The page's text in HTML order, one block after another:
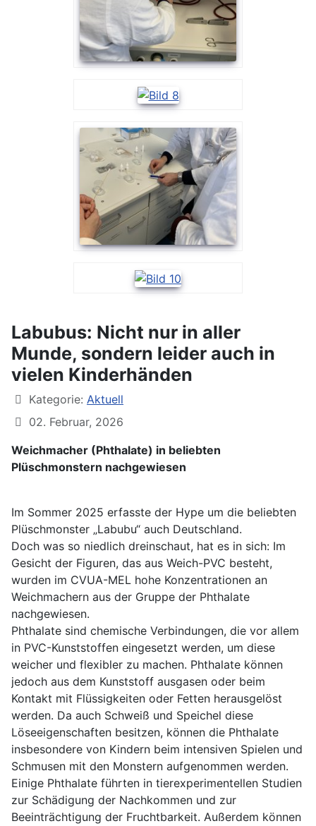
Labubus: Nicht nur in aller
Munde, sondern leider auch in
vielen Kinderhänden
Kategorie: Aktuell
02. Februar, 2026
Weichmacher (Phthalate) in beliebten
Plüschmonstern nachgewiesen
Im Sommer 2025 erfasste der Hype um die beliebten
Plüschmonster „Labubu“ auch Deutschland.
Doch was so niedlich dreinschaut, hat es in sich: Im
Gesicht der Figuren, das aus Weich-PVC besteht,
wurden im CVUA-MEL hohe Konzentrationen an
Weichmachern aus der Gruppe der Phthalate
nachgewiesen.
Phthalate sind chemische Verbindungen, die vor allem
in PVC-Kunststoffen eingesetzt werden, um diese
weicher und flexibler zu machen. Phthalate können
jedoch aus dem Kunststoff ausgasen oder beim
Kontakt mit Flüssigkeiten oder Fetten herausgelöst
werden. Da auch Schweiß und Speichel diese
Löseeigenschaften besitzen, können die Phthalate
insbesondere von Kindern beim intensiven Spielen und
Schmusen mit den Monstern aufgenommen werden.
Einige Phthalate führten in tierexperimentellen Studien
zur Schädigung der Nachkommen und zur
Beeinträchtigung der Fruchtbarkeit. Außerdem können